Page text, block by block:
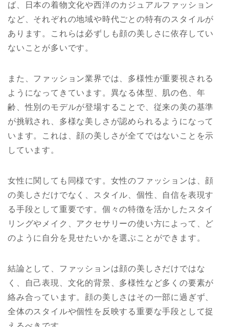
ば、日本の着物文化や西洋のカジュアルファッション
など、それぞれの地域や時代ごとの特有のスタイルが
あります。これらは必ずしも顔の美しさに依存してい
ないことが多いです。
また、ファッション業界では、多様性が重要視される
ようになってきています。異なる体型、肌の色、年
齢、性別のモデルが登場することで、従来の美の基準
が挑戦され、多様な美しさが認められるようになって
います。これは、顔の美しさが全てではないことを示
しています。
女性に関しても同様です。女性のファッションは、顔
の美しさだけでなく、スタイル、個性、自信を表現す
る手段として重要です。個々の特徴を活かしたスタイ
リングやメイク、アクセサリーの使い方によって、ど
のように自分を見せたいかを選ぶことができます。
結論として、ファッションは顔の美しさだけではな
く、自己表現、文化的背景、多様性など多くの要素が
絡み合っています。顔の美しさはその一部に過ぎず、
全体のスタイルや個性を反映する重要な手段として捉